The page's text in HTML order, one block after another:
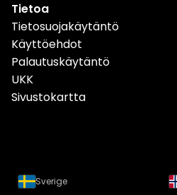
Tietoa
Tietosuojakäytäntö
Käyttöehdot
Palautuskäytäntö
UKK
Sivustokartta
Sverige